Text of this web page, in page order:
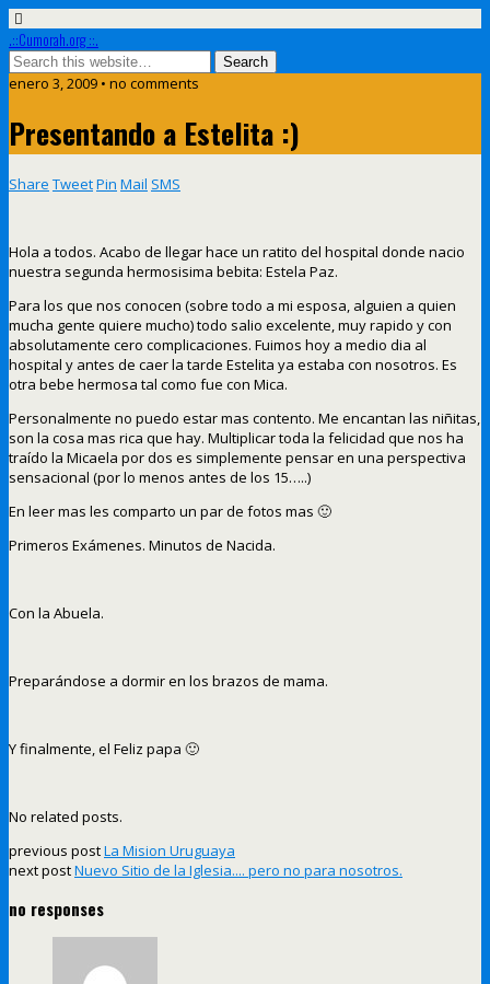
.::Cumorah.org ::.
enero 3, 2009 • no comments
Presentando a Estelita :)
Share TweetPin Mail SMS
Hola a todos. Acabo de llegar hace un ratito del hospital donde nacio
nuestra segunda hermosisima bebita: Estela Paz.
Para los que nos conocen (sobre todo a mi esposa, alguien a quien
mucha gente quiere mucho) todo salio excelente, muy rapido y con
absolutamente cero complicaciones. Fuimos hoy a medio dia al
hospital y antes de caer la tarde Estelita ya estaba con nosotros. Es
otra bebe hermosa tal como fue con Mica.
Personalmente no puedo estar mas contento. Me encantan las niñitas,
son la cosa mas rica que hay. Multiplicar toda la felicidad que nos ha
traído la Micaela por dos es simplemente pensar en una perspectiva
sensacional (por lo menos antes de los 15…..)
En leer mas les comparto un par de fotos mas 🙂
Primeros Exámenes. Minutos de Nacida.
Con la Abuela.
Preparándose a dormir en los brazos de mama.
Y finalmente, el Feliz papa 🙂
No related posts.
previous postLa Mision Uruguaya
next postNuevo Sitio de la Iglesia.... pero no para nosotros.
no responses